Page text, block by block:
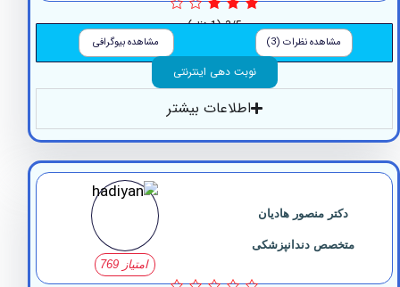
3/5 (1 نظر)
مشاهده نظرات (3) مشاهده بیوگرافی
نوبت دهی اینترنتی
اطلاعات بیشتر
دکتر منصور هادیان
متخصص دندانپزشکی